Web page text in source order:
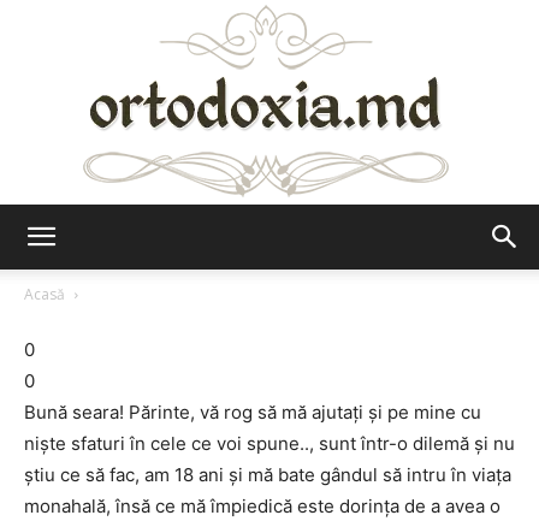
Acasă
0
0
Bună seara! Părinte, vă rog să mă ajutați și pe mine cu
niște sfaturi în cele ce voi spune.., sunt într-o dilemă și nu
știu ce să fac, am 18 ani și mă bate gândul să intru în viața
monahală, însă ce mă împiedică este dorința de a avea o